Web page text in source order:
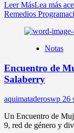
Leer MásLea más
Remedios
Notas
Encuentro de
Salaberry
aquimataderoswp 26
Un Encuentro de
9, red de género y